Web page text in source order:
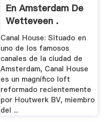
En Amsterdam De
Wetteveen .
Canal House: Situado en
uno de los famosos
canales de la ciudad de
Amsterdam, Canal House
es un magnífico loft
reformado recientemente
por Houtwerk BV, miembro
del ...